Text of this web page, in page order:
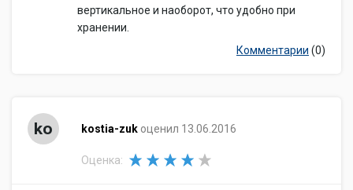
вертикальное и наоборот, что удобно при
хранении.
Комментарии (0)
ko kostia-zuk оценил 13.06.2016
Оценка: